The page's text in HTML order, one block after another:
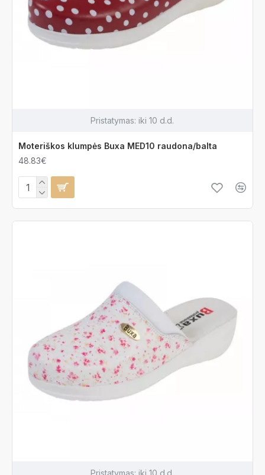
Pristatymas: iki 10 d.d.
Moteriškos klumpės Buxa MED10 raudona/balta
48.83€
Pristatymas: iki 10 d.d.